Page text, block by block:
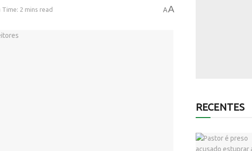
Time: 2 mins read AA
RECENTES